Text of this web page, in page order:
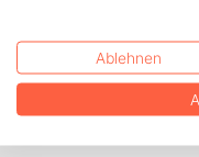
Ablehnen